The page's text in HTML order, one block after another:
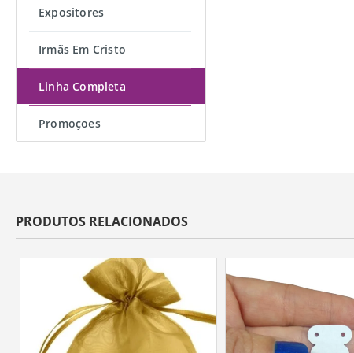
Expositores
Irmãs Em Cristo
Linha Completa
Promoçoes
PRODUTOS RELACIONADOS